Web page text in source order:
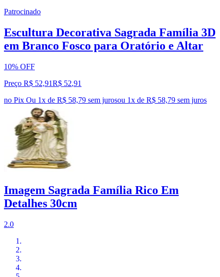
Patrocinado
Escultura Decorativa Sagrada Família 3D
em Branco Fosco para Oratório e Altar
10% OFF
Preço R$ 52,91R$ 52,91
no Pix Ou 1x de R$ 58,79 sem jurosou 1x de R$ 58,79 sem juros
Imagem Sagrada Família Rico Em
Detalhes 30cm
2.0